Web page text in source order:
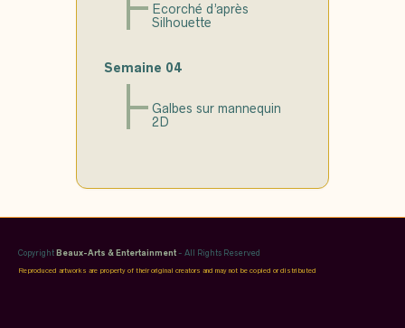
Ecorché d’après
Silhouette
Semaine 04
Galbes sur mannequin
2D
Copyright Beaux-Arts & Entertainment - All Rights Reserved
Reproduced artworks are property of their original creators and may not be copied or distributed